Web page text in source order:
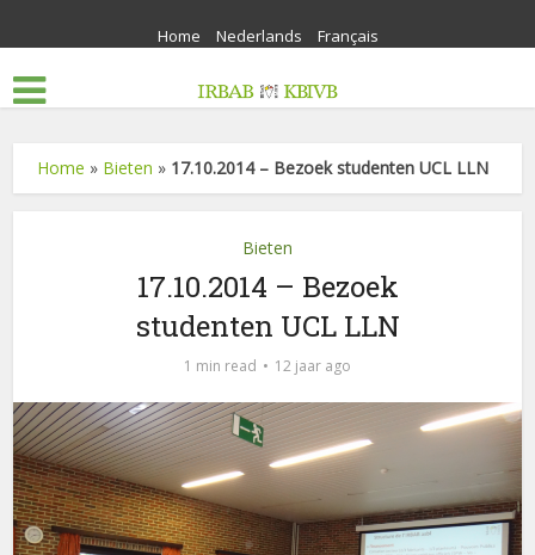
Home Nederlands Français
Home » Bieten » 17.10.2014 – Bezoek studenten UCL LLN
Bieten
17.10.2014 – Bezoek
studenten UCL LLN
1 min read 12 jaar ago